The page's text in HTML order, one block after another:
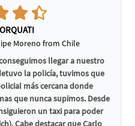
Moreno from Chile
llegar a nuestro
la policía, tuvimos que
más cercana donde
que nunca supimos. Desde
un taxi para poder
Cabe destacar que Carlo